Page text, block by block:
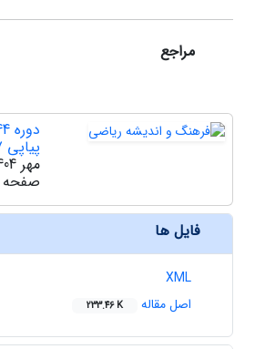
مراجع
پیاپی 77
مهر 1404
صفحه
فایل ها
XML
اصل مقاله
233.46 K